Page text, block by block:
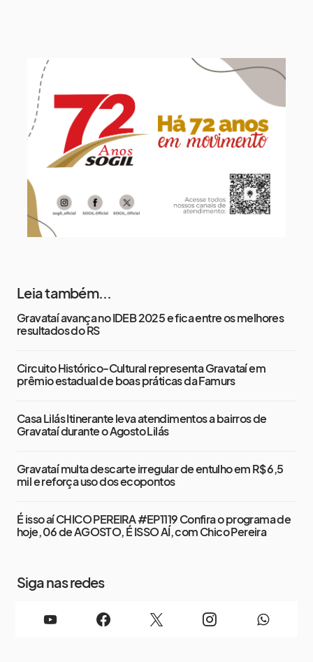
Quarta-Feira 11°
13 de agosto
Quinta-Feira
14 de agosto
Sexta-Feira 18° 14°
Leia também...
Gravataí avança no IDEB 2025 e fica entre os melhores
resultados do RS
Circuito Histórico-Cultural representa Gravataí em
prêmio estadual de boas práticas da Famurs
Casa Lilás Itinerante leva atendimentos a bairros de
Gravataí durante o Agosto Lilás
Gravataí multa descarte irregular de entulho em R$ 6,5
mil e reforça uso dos ecopontos
É isso aí CHICO PEREIRA #EP1119 Confira o programa de
hoje, 06 de AGOSTO, É ISSO AÍ, com Chico Pereira
Siga nas redes